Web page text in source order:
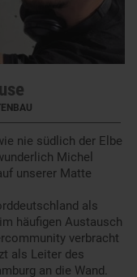
nie südlich der Elbe
Michel
unserer Matte
als
häufigen Austausch
verbracht
als Leiter des
an die Wand.